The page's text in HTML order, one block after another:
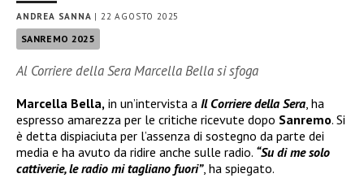
ANDREA SANNA | 22 AGOSTO 2025
SANREMO 2025
Al Corriere della Sera Marcella Bella si sfoga
Marcella Bella, in un’intervista a Il Corriere della Sera, ha
espresso amarezza per le critiche ricevute dopo Sanremo. Si
è detta dispiaciuta per l’assenza di sostegno da parte dei
media e ha avuto da ridire anche sulle radio. “Su di me solo
cattiverie, le radio mi tagliano fuori”, ha spiegato.